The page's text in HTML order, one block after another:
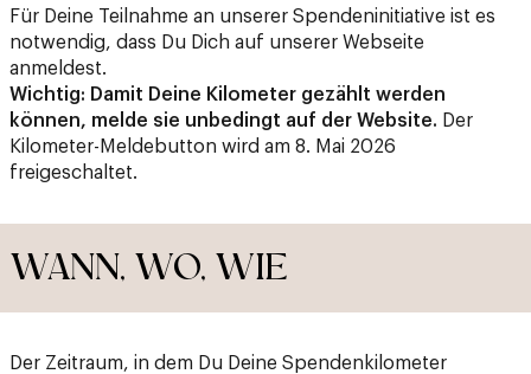
Für Deine Teilnahme an unserer Spendeninitiative ist es
notwendig, dass Du Dich auf unserer Webseite
anmeldest.
Wichtig: Damit Deine Kilometer gezählt werden
können, melde sie unbedingt auf der Website. Der
Kilometer-Meldebutton wird am 8. Mai 2026
freigeschaltet.
WANN, WO, WIE
Der Zeitraum, in dem Du Deine Spendenkilometer